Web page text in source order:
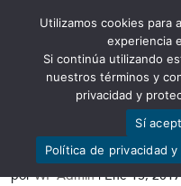
Abrir barra
Patrimonio
porWP Admin|Ene 13, 2017
Utilizamos cookies para
experiencia
Si continúa utilizando
nuestros términos y
privacidad y
Sí
Política de privacidad